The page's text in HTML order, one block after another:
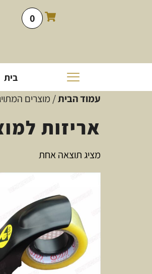
0
בית
עמוד הבית/ מוצרים
אריזות
מציג תוצאה אחת